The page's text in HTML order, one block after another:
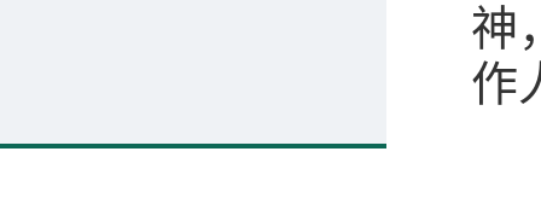
神
作